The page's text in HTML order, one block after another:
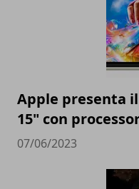
Apple presenta
15" con
07/06/2023